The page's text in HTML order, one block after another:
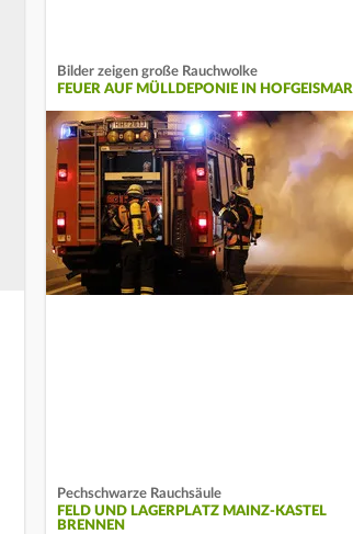
Bilder zeigen große Rauchwolke
FEUER AUF MÜLLDEPONIE IN HOFGEISMAR
Pechschwarze Rauchsäule
FELD UND LAGERPLATZ MAINZ-KASTEL
BRENNEN